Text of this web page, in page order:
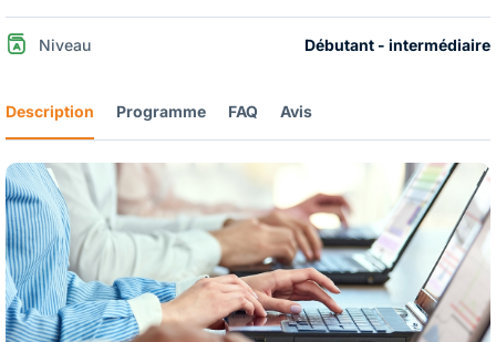
Description Programme FAQ Avis
Niveau Débutant - intermédiaire